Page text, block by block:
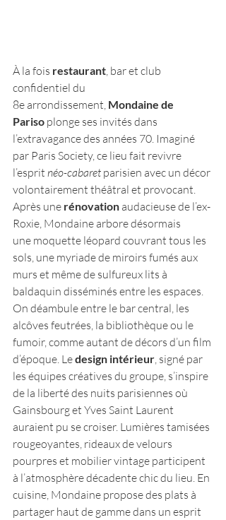
À la fois restaurant, bar et club
confidentiel du
8e arrondissement, Mondaine de
Pariso plonge ses invités dans
l’extravagance des années 70. Imaginé
par Paris Society, ce lieu fait revivre
l’esprit néo-cabaret parisien avec un décor
volontairement théâtral et provocant.
Après une rénovation audacieuse de l’ex-
Roxie, Mondaine arbore désormais
une moquette léopard couvrant tous les
sols, une myriade de miroirs fumés aux
murs et même de sulfureux lits à
baldaquin disséminés entre les espaces.
On déambule entre le bar central, les
alcôves feutrées, la bibliothèque ou le
fumoir, comme autant de décors d’un film
d’époque. Le design intérieur, signé par
les équipes créatives du groupe, s’inspire
de la liberté des nuits parisiennes où
Gainsbourg et Yves Saint Laurent
auraient pu se croiser. Lumières tamisées
rougeoyantes, rideaux de velours
pourpres et mobilier vintage participent
à l’atmosphère décadente chic du lieu. En
cuisine, Mondaine propose des plats à
partager haut de gamme dans un esprit